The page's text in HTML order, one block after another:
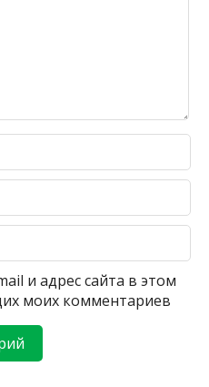
и адрес сайта в этом
моих комментариев